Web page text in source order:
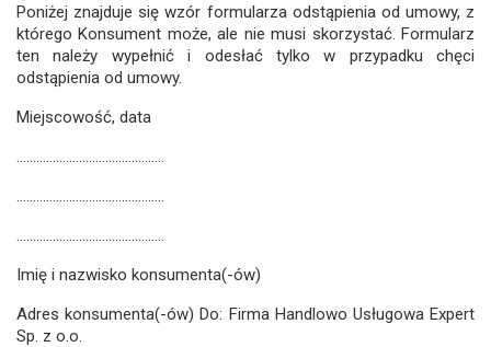
Poniżej znajduje się wzór formularza odstąpienia od umowy, z
którego Konsument może, ale nie musi skorzystać. Formularz
ten należy wypełnić i odesłać tylko w przypadku chęci
odstąpienia od umowy.
Miejscowość, data
………………………………………
………………………………………
………………………………………
Imię i nazwisko konsumenta(-ów)
Adres konsumenta(-ów) Do: Firma Handlowo Usługowa Expert
Sp. z o.o.